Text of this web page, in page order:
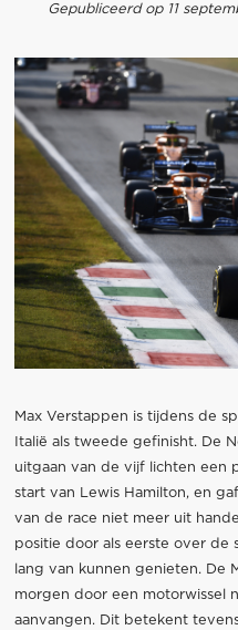
Gepubliceerd op 11
Max Verstappen is tijdens de
Italië als tweede gefinisht. De
uitgaan van de vijf lichten een
start van Lewis Hamilton, en
van de race niet meer uit
positie door als eerste over de
lang van kunnen genieten. De
morgen door een motorwissel
aanvangen. Dit betekent